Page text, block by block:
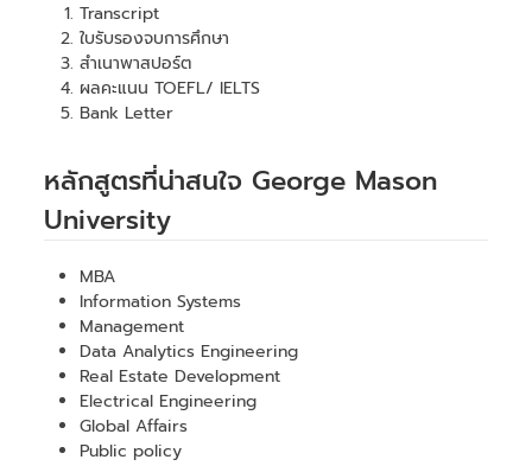
Transcript
ใบรับรองจบการศึกษา
สำเนาพาสปอร์ต
ผลคะแนน TOEFL/ IELTS
Bank Letter
หลักสูตรที่น่าสนใจ George Mason
University
MBA
Information Systems
Management
Data Analytics Engineering
Real Estate Development
Electrical Engineering
Global Affairs
Public policy